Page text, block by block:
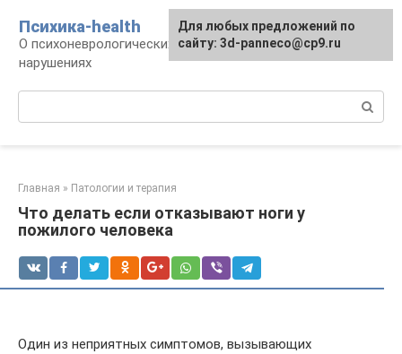
контенту
Психика-health
О психоневрологических патологиях и
нарушениях
Главная » Патологии и терапия
Что делать если отказывают ноги у
пожилого человека
Один из неприятных симптомов, вызывающих
Для любых предложений по
сайту: 3d-panneco@cp9.ru